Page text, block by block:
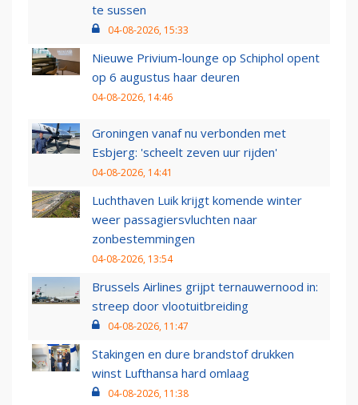
te sussen
04-08-2026, 15:33
Nieuwe Privium-lounge op Schiphol opent
op 6 augustus haar deuren
04-08-2026, 14:46
Groningen vanaf nu verbonden met
Esbjerg: 'scheelt zeven uur rijden'
04-08-2026, 14:41
Luchthaven Luik krijgt komende winter
weer passagiersvluchten naar
zonbestemmingen
04-08-2026, 13:54
Brussels Airlines grijpt ternauwernood in:
streep door vlootuitbreiding
04-08-2026, 11:47
Stakingen en dure brandstof drukken
winst Lufthansa hard omlaag
04-08-2026, 11:38